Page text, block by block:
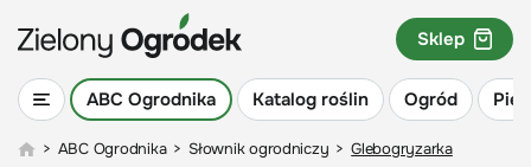
ABC Ogrodnika Katalog roślin Ogród
Sklep
> ABC Ogrodnika > Słownik ogrodniczy > Glebogryzarka